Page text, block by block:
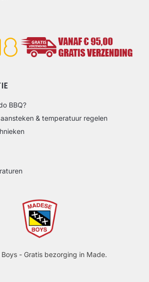
BBQ?
& temperatuur regelen
- Gratis bezorging in Made.